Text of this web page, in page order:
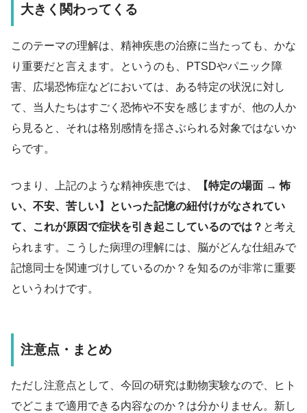
大きく関わってくる
このテーマの理解は、精神疾患の治療に当たっても、かな
り重要だと言えます。というのも、PTSDやパニック障
害、広場恐怖症などにおいては、ある特定の状況に対し
て、当人たちはすごく恐怖や不安を感じますが、他の人か
ら見ると、それは格別感情を揺さぶられる対象ではないか
らです。
つまり、上記のような精神疾患では、
【特定の場面 → 怖
い、不安、苦しい】といった記憶の紐付けがなされてい
て、これが原因で症状を引き起こしているのでは？ と考え
られます。こうした病理の理解には、脳がどんな仕組みで
記憶同士を関連づけしているのか？を知るのが非常に重要
というわけです。
注意点・まとめ
ただし注意点として、今回の研究は動物実験なので、ヒト
でどこまで適用できる内容なのか？は分かりません。新し